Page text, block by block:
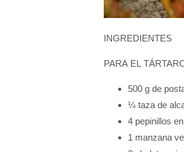
INGREDIENTES
PARA EL
500 g de
¼ taza de
4 pepinillos
1 manzana